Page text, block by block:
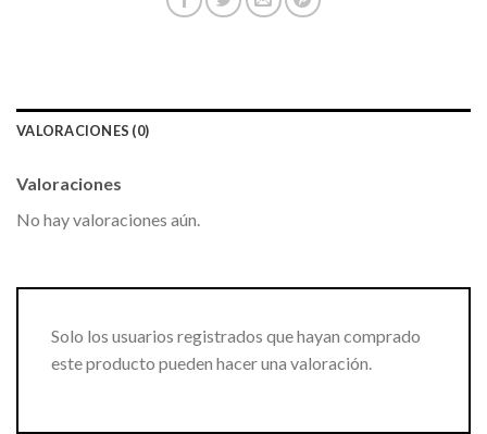
VALORACIONES (0)
Valoraciones
No hay valoraciones aún.
Solo los usuarios registrados que hayan comprado
este producto pueden hacer una valoración.